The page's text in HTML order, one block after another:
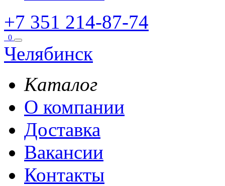
+7 351 214-87-74
0
Челябинск
Каталог
О компании
Доставка
Вакансии
Контакты